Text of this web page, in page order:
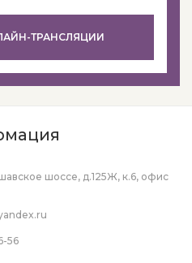
ТРАНСЛЯЦИИ
шоссе, д.125Ж, к.6, офис
56